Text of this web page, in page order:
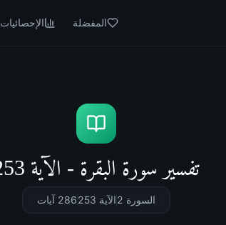
المفضلة الإحصائيات
تفسير سورة البقرة - الآية 253
السورة 2 الآية 253 286 آيات